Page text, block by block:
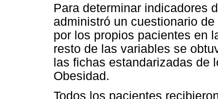
Para determinar indicadores
administró un cuestionario
por los propios pacientes en
resto de las variables se
las fichas estandarizadas de
Obesidad.
Todos los pacientes